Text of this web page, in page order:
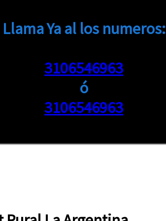
Llama Ya al los numeros:
3106546963
ó
3106546963